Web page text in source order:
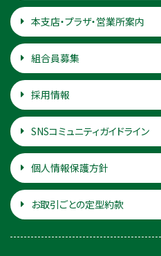
本支店・プラザ・営業所案内
組合員募集
採用情報
SNSコミュニティガイドライン
個人情報保護方針
お取引ごとの定型約款